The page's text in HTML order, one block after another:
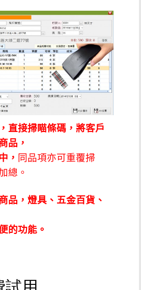
直接掃瞄條碼，將客戶
品，
， 同品項亦可重覆掃
總。
品，燈具、五金百貨、
的功能。